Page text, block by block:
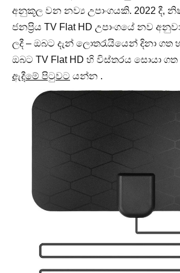
අනුකූල වන නව්‍ය උපාංගයකි. 2022 දී,
ජනප්‍රිය TV Flat HD උපාංගයේ නව
ලදී – ඔබට දැන් ලොතරැයියෙන් දිනා
ඔබට TV Flat HD හි විස්තරය සොයා ගත
ඇදීමේ පිටුවට යන්න .